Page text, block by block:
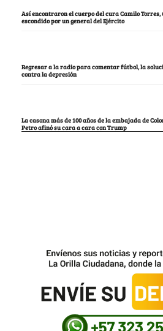
Así encontraron el cuerpo del cura Camilo Torres,
escondido por un general del Ejército
Regresar a la radio para comentar fútbol, la
contra la depresión
La casona más de 100 años de la embajada de
Petro afinó su cara a cara con Trump